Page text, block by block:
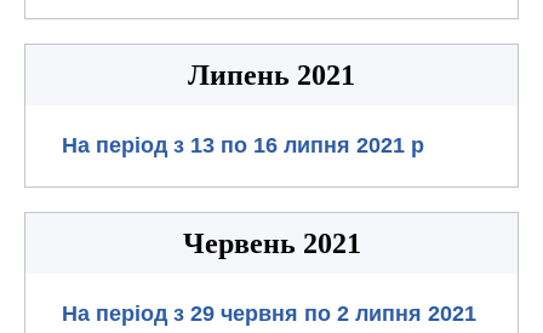
Липень 2021
На період з 13 по 16 липня 2021 р
Червень 2021
На період з 29 червня по 2 липня 2021